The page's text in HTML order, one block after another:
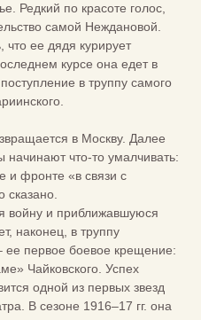
Редкий по красоте голос,
самой Неждановой.
что ее дядя курирует
курсе она едет в
в труппу самого
в Москву. Далее
что-то умалчивать:
и фронте «в связи с
войну и приближавшуюся
наконец, в труппу
ее первое боевое крещение:
Чайковского. Успех
одной из первых звезд
В сезоне 1916–17 гг. она